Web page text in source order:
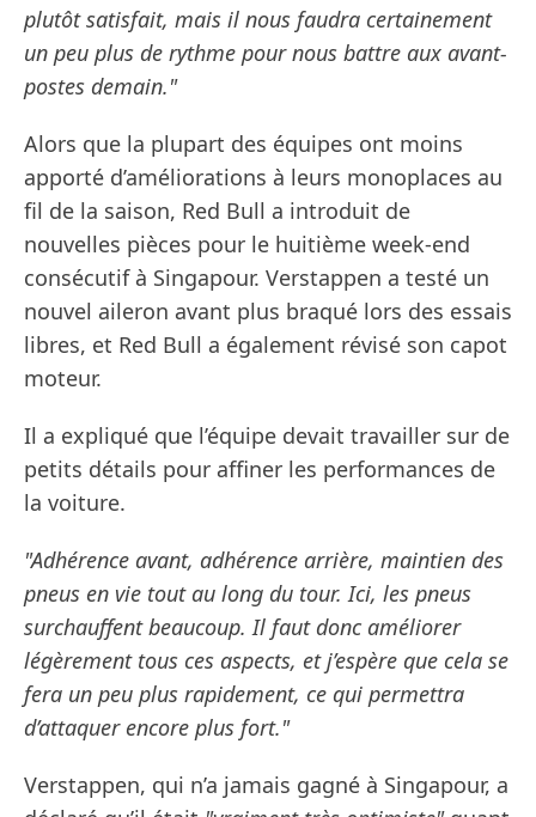
plutôt satisfait, mais il nous faudra certainement
un peu plus de rythme pour nous battre aux avant-
postes demain."
Alors que la plupart des équipes ont moins
apporté d’améliorations à leurs monoplaces au
fil de la saison, Red Bull a introduit de
nouvelles pièces pour le huitième week-end
consécutif à Singapour. Verstappen a testé un
nouvel aileron avant plus braqué lors des essais
libres, et Red Bull a également révisé son capot
moteur.
Il a expliqué que l’équipe devait travailler sur de
petits détails pour affiner les performances de
la voiture.
"Adhérence avant, adhérence arrière, maintien des
pneus en vie tout au long du tour. Ici, les pneus
surchauffent beaucoup. Il faut donc améliorer
légèrement tous ces aspects, et j’espère que cela se
fera un peu plus rapidement, ce qui permettra
d’attaquer encore plus fort."
Verstappen, qui n’a jamais gagné à Singapour, a